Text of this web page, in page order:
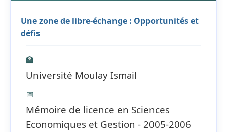
Une zone de libre-échange : Opportunités et
défis
🏫
Université Moulay Ismail
📅
Mémoire de licence en Sciences
Economiques et Gestion - 2005-2006